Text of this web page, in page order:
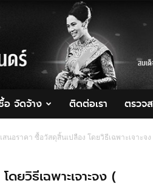
อ จัดจ้าง ติดต่อเรา ตรวจ
สนอราคา ซื้อวัสดุสิ้นเปลือง โดยวิธีเฉพาะเจาะ
ยวิธีเฉพาะเจาะจง (